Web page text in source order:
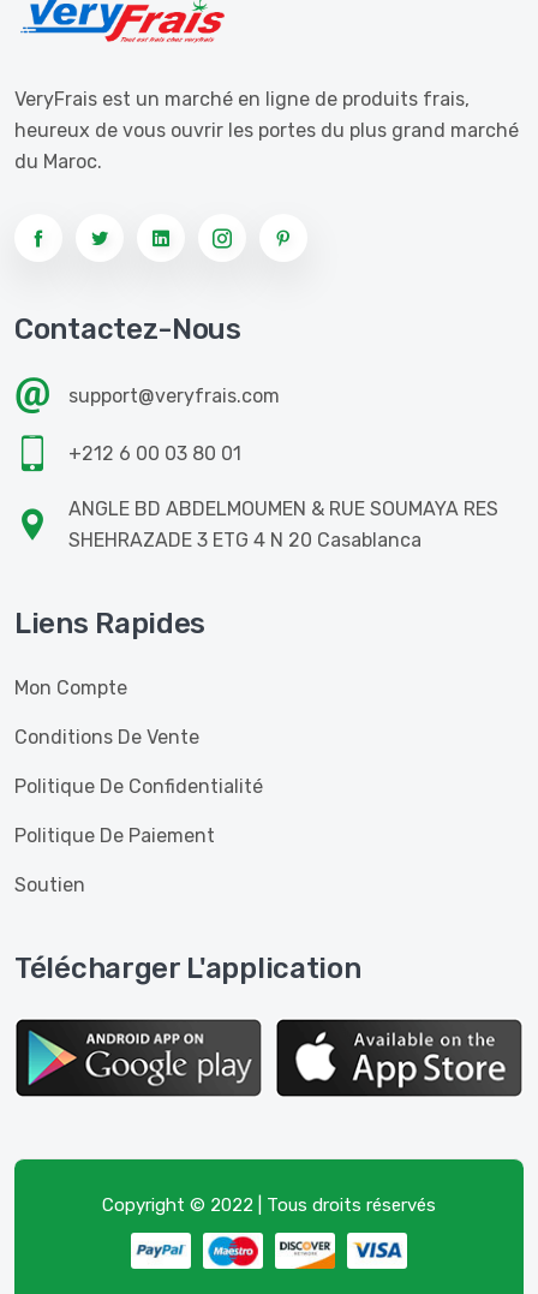
VeryFrais est un marché en ligne de produits frais,
heureux de vous ouvrir les portes du plus grand marché
du Maroc.
Contactez-Nous
support@veryfrais.com
+212 6 00 03 80 01
ANGLE BD ABDELMOUMEN & RUE SOUMAYA RES
SHEHRAZADE 3 ETG 4 N 20 Casablanca
Liens Rapides
Mon Compte
Conditions De Vente
Politique De Confidentialité
Politique De Paiement
Soutien
Télécharger L'application
Copyright © 2022 | Tous droits réservés